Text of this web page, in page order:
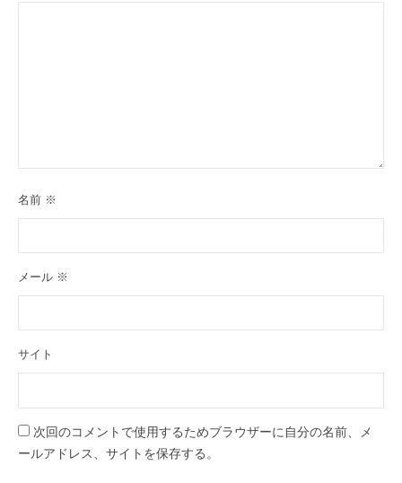
名前 ※
メール ※
サイト
次回のコメントで使用するためブラウザーに自分の名前、メ
ールアドレス、サイトを保存する。